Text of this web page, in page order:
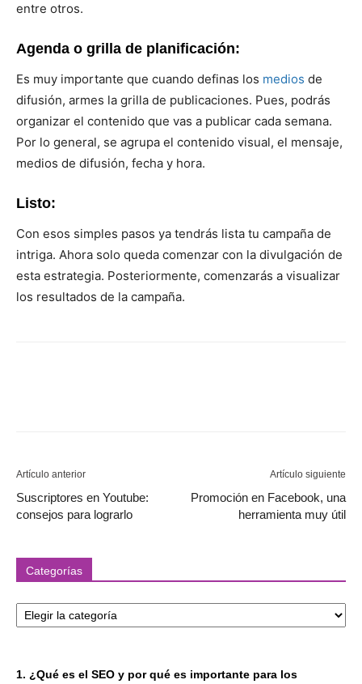
entre otros.
Agenda o grilla de planificación:
Es muy importante que cuando definas los medios de
difusión, armes la grilla de publicaciones. Pues, podrás
organizar el contenido que vas a publicar cada semana.
Por lo general, se agrupa el contenido visual, el mensaje,
medios de difusión, fecha y hora.
Listo:
Con esos simples pasos ya tendrás lista tu campaña de
intriga. Ahora solo queda comenzar con la divulgación de
esta estrategia. Posteriormente, comenzarás a visualizar
los resultados de la campaña.
Artículo anterior
Suscriptores en Youtube:
consejos para lograrlo
Artículo siguiente
Promoción en Facebook, una
herramienta muy útil
Categorías
1. ¿Qué es el SEO y por qué es importante para los